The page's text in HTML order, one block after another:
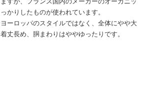
かりしたものが使われています。
ーロッパのスタイルではなく、全体にやや大
丈長め、胴まわりはややゆったりです。